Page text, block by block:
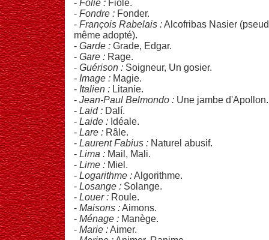
- Folie : Fiole.
- Fondre : Fonder.
- François Rabelais :Alcofribas Nasier
même adopté).
- Garde : Grade, Edgar.
- Gare : Rage.
- Guérison : Soigneur, Un gosier.
- Image : Magie.
- Italien : Litanie.
- Jean-Paul Belmondo : Une jambe d'Apollon.
- Laid : Dalí.
- Laide : Idéale.
- Lare : Râle.
- Laurent Fabius : Naturel abusif.
- Lima : Mail, Mali.
- Lime : Miel.
- Logarithme :Algorithme.
- Losange : Solange.
- Louer : Roule.
- Maisons :Aimons.
- Ménage : Manège.
- Marie :Aimer.